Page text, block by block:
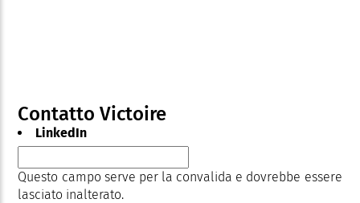
Contatto Victoire
LinkedIn
Questo campo serve per la convalida e dovrebbe essere
lasciato inalterato.